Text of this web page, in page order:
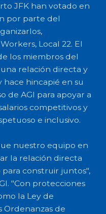
JFK han votado en
por parte del
Local 22. El
los miembros del
relación directa y
hace hincapié en su
de AGI para apoyar a
competitivos y
e inclusivo.
nuestro equipo en
la relación directa
construir juntos",
"Con protecciones
la Ley de
Ordenanzas de